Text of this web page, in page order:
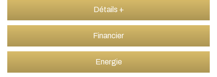
Détails +
Financier
Energie